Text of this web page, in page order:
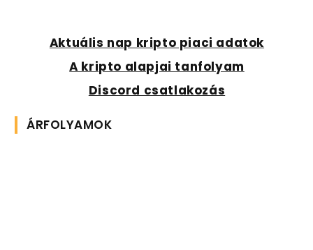
Aktuális nap kripto piaci adatok
A kripto alapjai tanfolyam
Discord csatlakozás
ÁRFOLYAMOK